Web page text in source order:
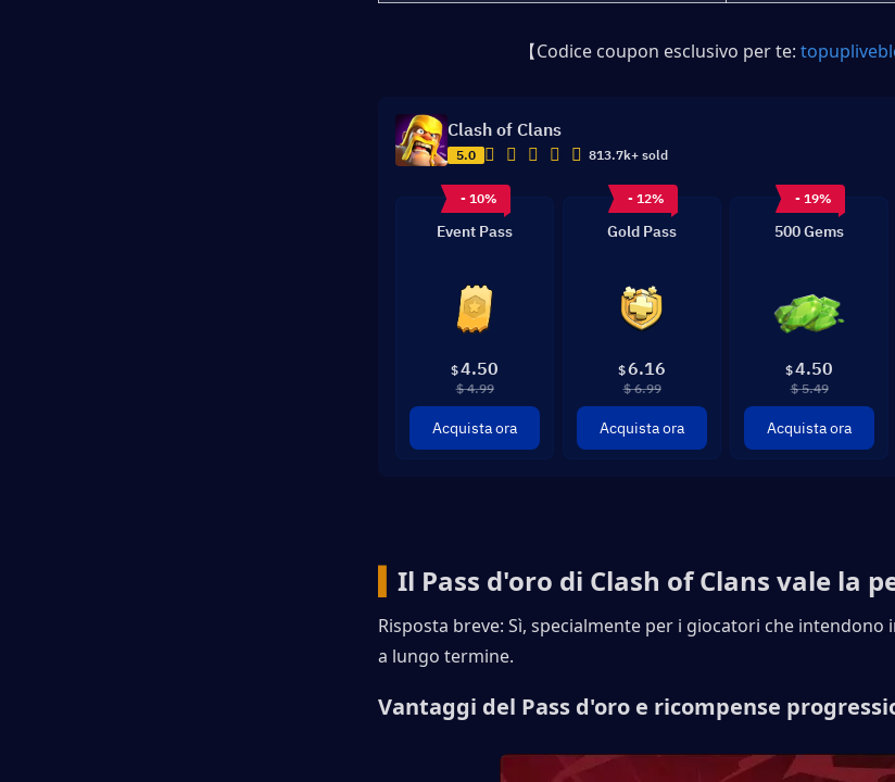
【Codice coupon esclusivo per te:
Clash of Clans
5.0 813.7k+ sold
- 10%
Event Pass
$4.50
$ 4.99
Acquista ora
- 12%
Gold Pass
$6.16
$ 6.99
Acquista ora
- 19%
500 Gems
$4.50
$ 5.49
Acquista ora
Il Pass d'oro di Clash of Clans vale la
Risposta breve: Sì, specialmente per i giocatori che intendono
a lungo termine.
Vantaggi del Pass d'oro e ricompense